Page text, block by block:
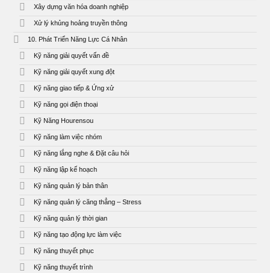
Xây dựng văn hóa doanh nghiệp
Xử lý khủng hoảng truyền thông
10. Phát Triển Năng Lực Cá Nhân
Kỹ năng giải quyết vấn đề
Kỹ năng giải quyết xung đột
Kỹ năng giao tiếp & Ứng xử
Kỹ năng gọi điện thoại
Kỹ Năng Hourensou
Kỹ năng làm việc nhóm
Kỹ năng lắng nghe & Đặt câu hỏi
Kỹ năng lập kế hoạch
Kỹ năng quản lý bản thân
Kỹ năng quản lý căng thẳng – Stress
Kỹ năng quản lý thời gian
Kỹ năng tạo động lực làm việc
Kỹ năng thuyết phục
Kỹ năng thuyết trình